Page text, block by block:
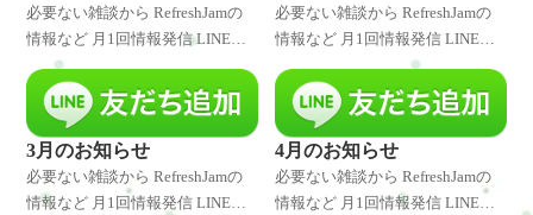
必要ない雑談から RefreshJamの
情報など 月1回情報発信 LINE登
録者様には発信したことをいち
早くお伝えしています。 是非、
LINE登録してくださいね♪ 特別
なキャンペーンやクーポ
必要ない雑談から RefreshJamの
情報など 月1回情報発信 LINE登
録者様には発信したことをいち
早くお伝えしています。 是非、
LINE登録してくださいね♪ 特別
なキャンペーンやクーポ
3月のお知らせ
必要ない雑談から RefreshJamの
情報など 月1回情報発信 LINE登
4月のお知らせ
必要ない雑談から RefreshJamの
情報など 月1回情報発信 LINE登